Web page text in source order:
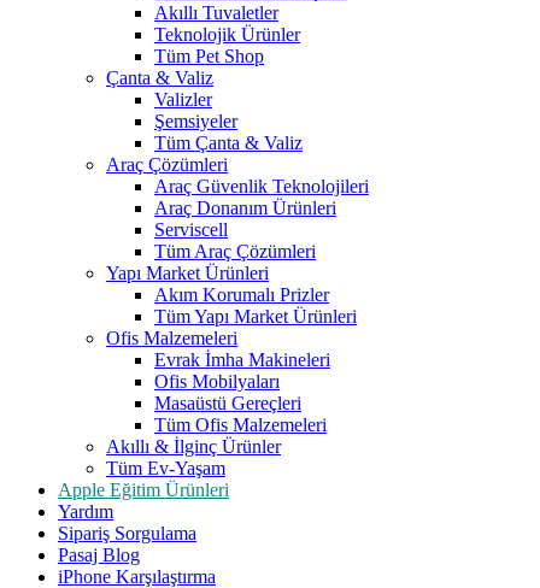
Akıllı Tuvaletler
Teknolojik Ürünler
Tüm Pet Shop
Çanta & Valiz
Valizler
Şemsiyeler
Tüm Çanta & Valiz
Araç Çözümleri
Araç Güvenlik Teknolojileri
Araç Donanım Ürünleri
Serviscell
Tüm Araç Çözümleri
Yapı Market Ürünleri
Akım Korumalı Prizler
Tüm Yapı Market Ürünleri
Ofis Malzemeleri
Evrak İmha Makineleri
Ofis Mobilyaları
Masaüstü Gereçleri
Tüm Ofis Malzemeleri
Akıllı & İlginç Ürünler
Tüm Ev-Yaşam
Apple Eğitim Ürünleri
Yardım
Sipariş Sorgulama
Pasaj Blog
iPhone Karşılaştırma